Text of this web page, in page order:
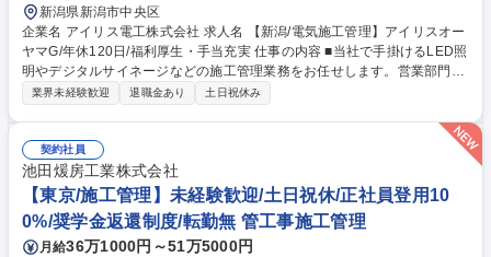
新潟県新潟市中央区
企業名 アイリス電工株式会社 求人名 【新潟/電気施工管理】アイリスオー
ヤマG/年休120日/福利厚生・手当充実 仕事の内容 ■当社で手掛けるLED照
明やデジタルサイネージなどの施工管理業務をお任せします。営業部門と
連携し、多様な案件を担当します。商業施設やオフィス、工場、ホテルな
成と調整：工事のスケジュール、予算、資材、人員配置などを計画しま
す。施主や社内の営業部門と連携し、工期内に工事が完了できるよう対応
いただきます。■現場管理：現場で施工管理を実施いただき、計画通りに
進行しているか確認します。■材料発注・協力業者手配：受注案件ごとに
在庫管理・物流部門と連携し、社内で商品の手配を行います。協力業者へ
の発注・調整も担当いただきます。 募集職種 【新潟/電気施工管理】アイ
リスオーヤマG/年休120日/福利厚生・手当充実
業界未経験歓迎 退職金あり 土日祝休み
契約社員
池田煖房工業株式会社
【東京/施工管理】未経験歓迎/土日祝休/正社員登用10
0%/奨学金返還制度/転勤無 管工事施工管理
月給36万1000円～51万5000円